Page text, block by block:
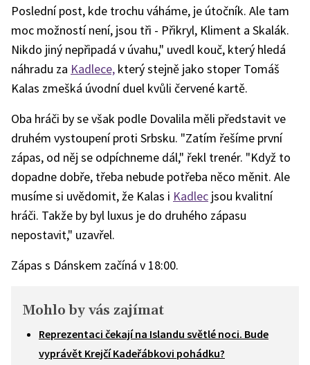
Poslední post, kde trochu váháme, je útočník. Ale tam
moc možností není, jsou tři - Přikryl, Kliment a Skalák.
Nikdo jiný nepřipadá v úvahu," uvedl kouč, který hledá
náhradu za Kadlece, který stejně jako stoper Tomáš
Kalas zmešká úvodní duel kvůli červené kartě.
Oba hráči by se však podle Dovalila měli představit ve
druhém vystoupení proti Srbsku. "Zatím řešíme první
zápas, od něj se odpíchneme dál," řekl trenér. "Když to
dopadne dobře, třeba nebude potřeba něco měnit. Ale
musíme si uvědomit, že Kalas i Kadlec jsou kvalitní
hráči. Takže by byl luxus je do druhého zápasu
nepostavit," uzavřel.
Zápas s Dánskem začíná v 18:00.
Mohlo by vás zajímat
Reprezentaci čekají na Islandu světlé noci. Bude
vyprávět Krejčí Kadeřábkovi pohádku?